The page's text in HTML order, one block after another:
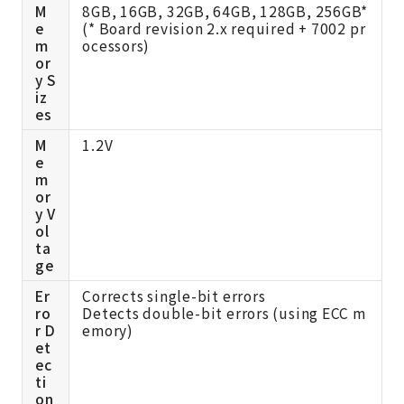
M
e
m
or
y S
iz
es
8GB, 16GB, 32GB, 64GB, 128GB, 256GB*
(* Board revision 2.x required + 7002 pr
ocessors)
M
e
m
or
y V
ol
ta
ge
1.2V
Er
ro
r D
et
ec
ti
on
Corrects single-bit errors
Detects double-bit errors (using ECC m
emory)